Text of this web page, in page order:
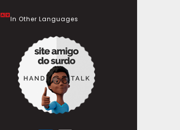
In Other Languages